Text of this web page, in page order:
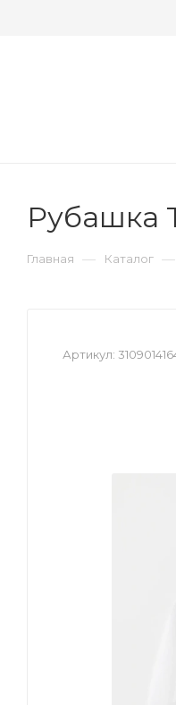
Рубашка
Главная — Каталог —
Артикул: